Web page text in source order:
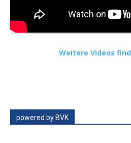
Weitere Videos
powered by BVK